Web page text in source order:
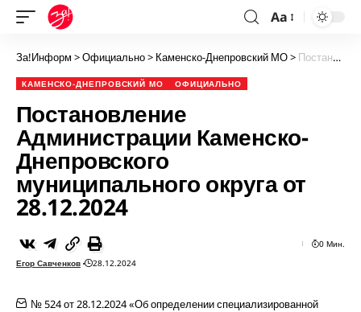
Aa
За!Информ >Официально> Каменско-Днепровский МО> Постановление Администрации Каменско-Днепровского муниципального округа от 28.12.2024
КАМЕНСКО-ДНЕПРОВСКИЙ МО ОФИЦИАЛЬНО
Постановление
Администрации Каменско-
Днепровского
муниципального округа от
28.12.2024
Егор Савченков 28.12.2024
0 Мин.
№ 524 от 28.12.2024 «Об определении специализированной